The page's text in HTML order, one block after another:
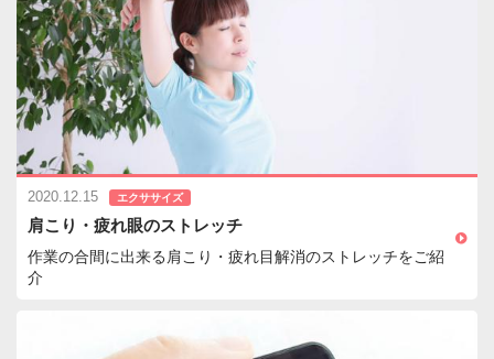
2020.12.15 エクササイズ
肩こり・疲れ眼のストレッチ
作業の合間に出来る肩こり・疲れ目解消のストレッチをご紹
介